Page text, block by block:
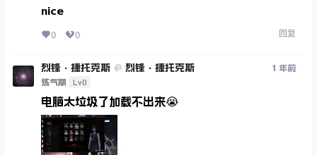
nice
0 0 回复
烈锋·捷托克斯 @ 烈锋·捷托克斯
炼气期 Lv0
1 年前
电脑太垃圾了加载不出来😭